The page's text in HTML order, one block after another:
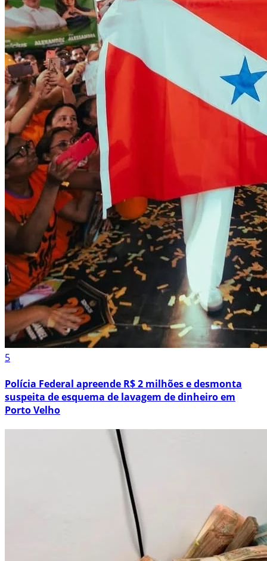
5
Polícia Federal apreende R$ 2 milhões e desmonta
suspeita de esquema de lavagem de dinheiro em
Porto Velho